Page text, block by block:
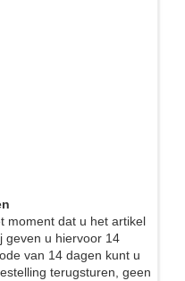
moment dat u het artikel
geven u hiervoor 14
van 14 dagen kunt u
terugsturen, geen